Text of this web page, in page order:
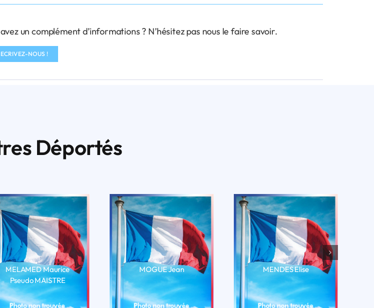
un complément d’informations ? N’hésitez pas nous le faire savoir.
ECRIVEZ-NOUS !
Déportés
MELAMED Maurice
Pseudo MAISTRE
LIRE LA BIO
MOGUE Jean
LIRE LA BIO
MENDES Elise
LIRE LA BIO